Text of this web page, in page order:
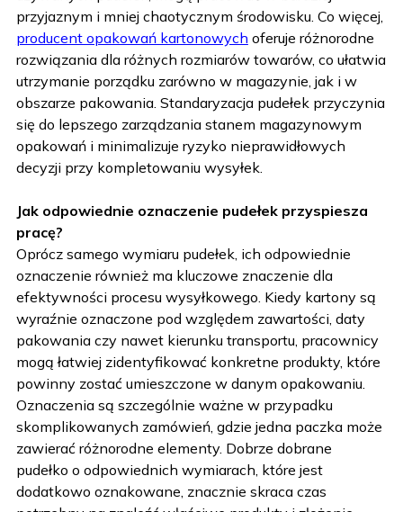
przyjaznym i mniej chaotycznym środowisku. Co więcej,
producent opakowań kartonowych oferuje różnorodne
rozwiązania dla różnych rozmiarów towarów, co ułatwia
utrzymanie porządku zarówno w magazynie, jak i w
obszarze pakowania. Standaryzacja pudełek przyczynia
się do lepszego zarządzania stanem magazynowym
opakowań i minimalizuje ryzyko nieprawidłowych
decyzji przy kompletowaniu wysyłek.
Jak odpowiednie oznaczenie pudełek przyspiesza
pracę?
Oprócz samego wymiaru pudełek, ich odpowiednie
oznaczenie również ma kluczowe znaczenie dla
efektywności procesu wysyłkowego. Kiedy kartony są
wyraźnie oznaczone pod względem zawartości, daty
pakowania czy nawet kierunku transportu, pracownicy
mogą łatwiej zidentyfikować konkretne produkty, które
powinny zostać umieszczone w danym opakowaniu.
Oznaczenia są szczególnie ważne w przypadku
skomplikowanych zamówień, gdzie jedna paczka może
zawierać różnorodne elementy. Dobrze dobrane
pudełko o odpowiednich wymiarach, które jest
dodatkowo oznakowane, znacznie skraca czas